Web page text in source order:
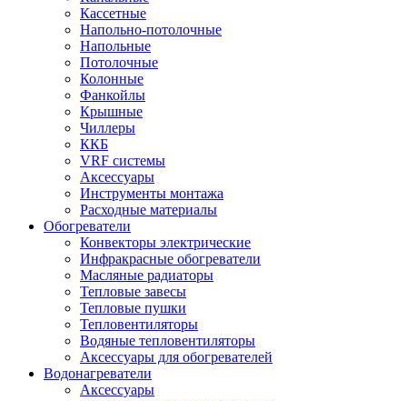
Кассетные
Напольно-потолочные
Напольные
Потолочные
Колонные
Фанкойлы
Крышные
Чиллеры
ККБ
VRF системы
Аксессуары
Инструменты монтажа
Расходные материалы
Обогреватели
Конвекторы электрические
Инфракрасные обогреватели
Масляные радиаторы
Тепловые завесы
Тепловые пушки
Тепловентиляторы
Водяные тепловентиляторы
Аксессуары для обогревателей
Водонагреватели
Аксессуары